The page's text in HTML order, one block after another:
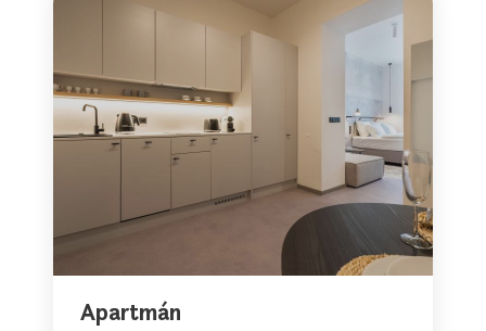
Apartmán